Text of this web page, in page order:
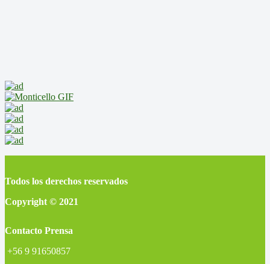
Todos los derechos reservados
Copyright © 2021
Contacto Prensa
+56 9 91650857